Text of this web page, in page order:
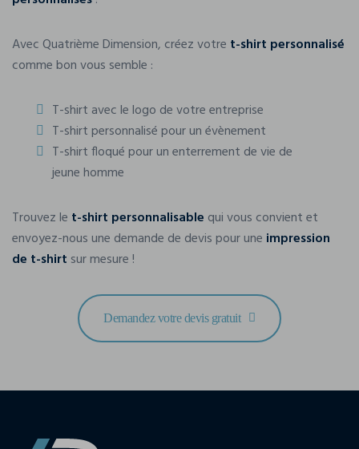
Avec Quatrième Dimension, créez votre t-shirt personnalisé
comme bon vous semble :
T-shirt avec le logo de votre entreprise
T-shirt personnalisé pour un évènement
T-shirt floqué pour un enterrement de vie de
jeune homme
Trouvez le t-shirt personnalisable qui vous convient et
envoyez-nous une demande de devis pour une impression
de t-shirt sur mesure !
Demandez votre devis gratuit